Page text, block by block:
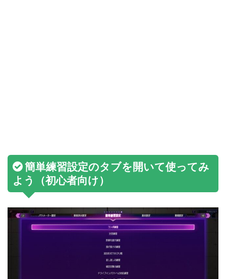
簡単練習設定のタブを開いて使ってみ
よう（初心者向け）